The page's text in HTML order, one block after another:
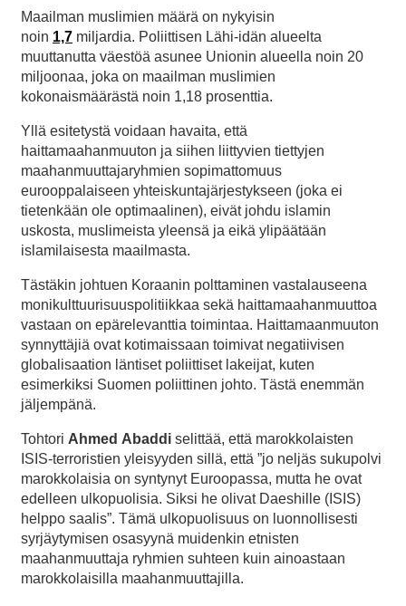
Maailman muslimien määrä on nykyisin
noin 1,7 miljardia. Poliittisen Lähi-idän alueelta
muuttanutta väestöä asunee Unionin alueella noin 20
miljoonaa, joka on maailman muslimien
kokonaismäärästä noin 1,18 prosenttia.
Yllä esitetystä voidaan havaita, että
haittamaahanmuuton ja siihen liittyvien tiettyjen
maahanmuuttajaryhmien sopimattomuus
eurooppalaiseen yhteiskuntajärjestykseen (joka ei
tietenkään ole optimaalinen), eivät johdu islamin
uskosta, muslimeista yleensä ja eikä ylipäätään
islamilaisesta maailmasta.
Tästäkin johtuen Koraanin polttaminen vastalauseena
monikulttuurisuuspolitiikkaa sekä haittamaahanmuuttoa
vastaan on epärelevanttia toimintaa. Haittamaanmuuton
synnyttäjiä ovat kotimaissaan toimivat negatiivisen
globalisaation läntiset poliittiset lakeijat, kuten
esimerkiksi Suomen poliittinen johto. Tästä enemmän
jäljempänä.
Tohtori Ahmed Abaddi selittää, että marokkolaisten
ISIS-terroristien yleisyyden sillä, että ”jo neljäs sukupolvi
marokkolaisia on syntynyt Euroopassa, mutta he ovat
edelleen ulkopuolisia. Siksi he olivat Daeshille (ISIS)
helppo saalis”. Tämä ulkopuolisuus on luonnollisesti
syrjäytymisen osasyynä muidenkin etnisten
maahanmuuttaja ryhmien suhteen kuin ainoastaan
marokkolaisilla maahanmuuttajilla.